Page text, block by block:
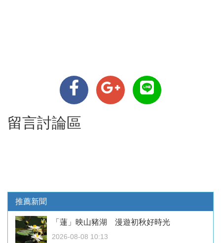
留言討論區
推薦新聞
「蓮」映山豬湖 漫遊初秋好時光
2026-08-08 10:13